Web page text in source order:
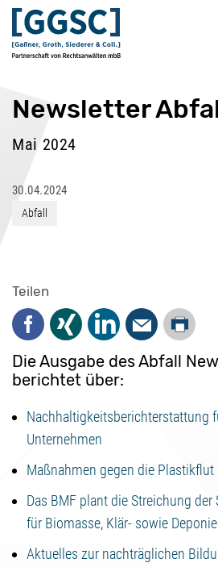
Newsletter
Mai 2024
30.04.2024
Abfall
Teilen
Facebook
Xing LinkedInMail Drucken
Die Ausgabe des Abfall
berichtet über:
Nachhaltigkeitsberichterstattung
Unternehmen
Maßnahmen gegen die Plastikflut
Das BMF plant die Streichung
für Biomasse, Klär- sowie
Aktuelles zur nachträglichen